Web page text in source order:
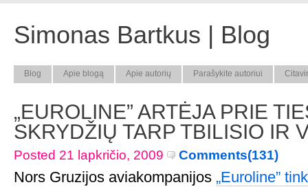
Simonas Bartkus | Blog
Blog Apie blogą Apie autorių Parašykite autoriui
„EUROLINE” ARTĖJA PRIE
SKRYDŽIŲ TARP TBILISIO IR
Posted 21 lapkričio, 2009 Comments(131)
Nors Gruzijos aviakompanijos „Euroline”